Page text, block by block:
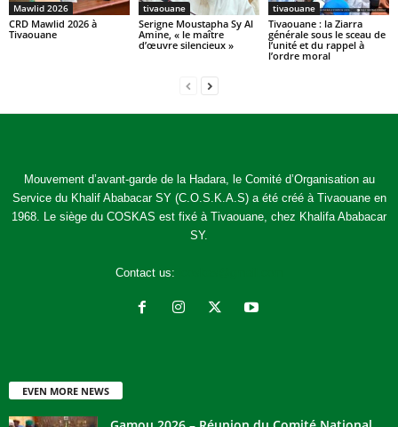
Mawlid 2026
CRD Mawlid 2026 à
Tivaouane
tivaouane
Serigne Moustapha Sy Al
Amine, « le maître
d’œuvre silencieux »
tivaouane
Tivaouane : la Ziarra
générale sous le sceau de
l’unité et du rappel à
l’ordre moral
Mouvement d’avant-garde de la Hadara, le Comité d’Organisation au
Service du Khalif Ababacar SY (C.O.S.K.A.S) a été créé à Tivaouane en
1968. Le siège du COSKAS est fixé à Tivaouane, chez Khalifa Ababacar
SY.
Contact us:
EVEN MORE NEWS